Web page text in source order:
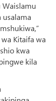
Waislamu
Kitaifa wa
kwa
kila